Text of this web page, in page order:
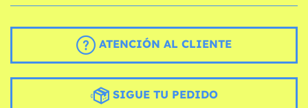
ATENCIÓN AL CLIENTE
SIGUE TU PEDIDO